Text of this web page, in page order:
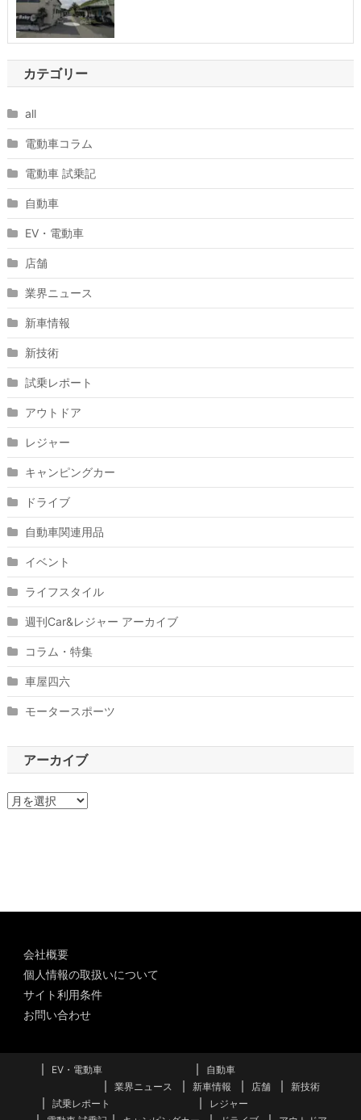
カテゴリー
all
電動車コラム
電動車 試乗記
自動車
EV・電動車
店舗
業界ニュース
新車情報
新技術
試乗レポート
アウトドア
レジャー
キャンピングカー
ドライブ
自動車関連用品
イベント
ライフスタイル
週刊Car&レジャー アーカイブ
コラム・特集
車屋四六
モータースポーツ
アーカイブ
ア
会社概要
個人情報の取扱いについて
サイト利用条件
お問い合わせ
EV・電動車
自動車
業界ニュース
新車情報 店舗
新技術
試乗レポート
レジャー